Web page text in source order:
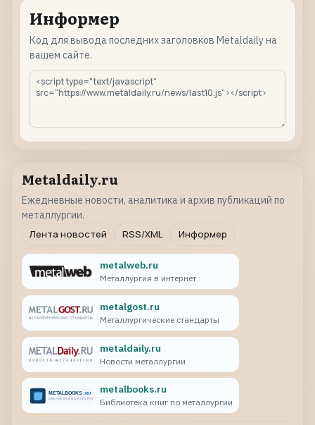
Информер
Код для вывода последних заголовков Metaldaily на
вашем сайте.
Metaldaily.ru
Ежедневные новости, аналитика и архив публикаций по
металлургии.
Лента новостей
RSS/XML Информер
metalweb.ru
Металлургия в интернет
metalgost.ru
Металлургические стандарты
metaldaily.ru
Новости металлургии
metalbooks.ru
Библиотека книг по металлургии